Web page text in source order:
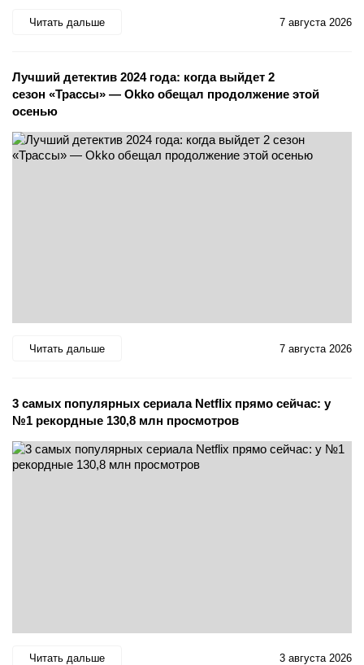
Читать дальше 7 августа 2026
Лучший детектив 2024 года: когда выйдет 2
сезон «Трассы» — Okko обещал продолжение этой
осенью
Читать дальше 7 августа 2026
3 самых популярных сериала Netflix прямо сейчас: у
№1 рекордные 130,8 млн просмотров
Читать дальше 3 августа 2026